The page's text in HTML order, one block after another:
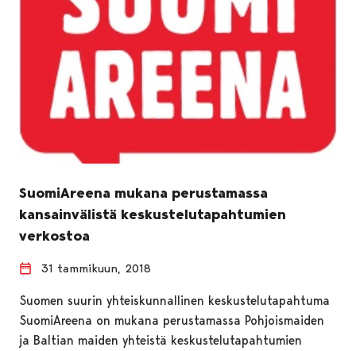
SuomiAreena mukana perustamassa
kansainvälistä keskustelutapahtumien
verkostoa
31 tammikuun, 2018
Suomen suurin yhteiskunnallinen keskustelutapahtuma
SuomiAreena on mukana perustamassa Pohjoismaiden
ja Baltian maiden yhteistä keskustelutapahtumien